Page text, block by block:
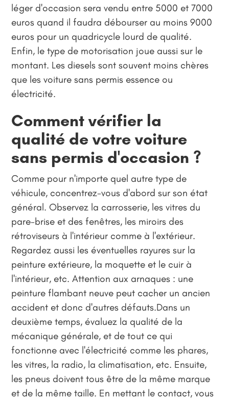
léger d'occasion sera vendu entre 5000 et 7000
euros quand il faudra débourser au moins 9000
euros pour un quadricycle lourd de qualité.
Enfin, le type de motorisation joue aussi sur le
montant. Les diesels sont souvent moins chères
que les voiture sans permis essence ou
électricité.
Comment vérifier la
qualité de votre voiture
sans permis d'occasion ?
Comme pour n'importe quel autre type de
véhicule, concentrez-vous d'abord sur son état
général. Observez la carrosserie, les vitres du
pare-brise et des fenêtres, les miroirs des
rétroviseurs à l'intérieur comme à l'extérieur.
Regardez aussi les éventuelles rayures sur la
peinture extérieure, la moquette et le cuir à
l'intérieur, etc. Attention aux arnaques : une
peinture flambant neuve peut cacher un ancien
accident et donc d'autres défauts.Dans un
deuxième temps, évaluez la qualité de la
mécanique générale, et de tout ce qui
fonctionne avec l'électricité comme les phares,
les vitres, la radio, la climatisation, etc. Ensuite,
les pneus doivent tous être de la même marque
et de la même taille. En mettant le contact, vous